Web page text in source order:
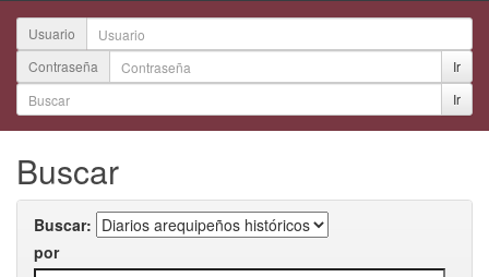
Usuario
Contraseña
Ir
Ir
Buscar
Buscar:
por